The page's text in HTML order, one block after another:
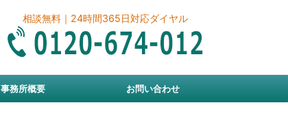
相談無料｜24時間365日対応ダイヤル
事務所概要 お問い合わせ